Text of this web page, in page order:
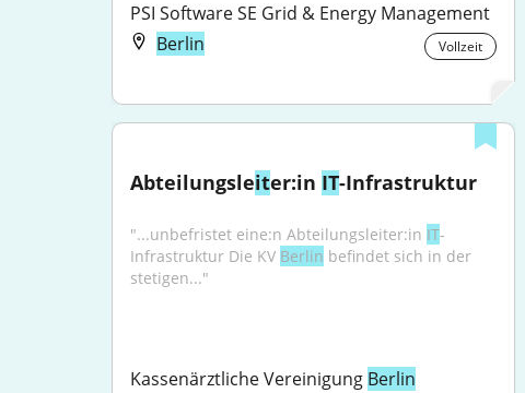
PSI Software SE Grid & Energy Management
Berlin
Vollzeit
Abteilungsleiter:in IT-Infrastruktur
"...unbefristet eine:n Abteilungsleiter:in IT-
Infrastruktur Die KV Berlin befindet sich in der
stetigen..."
Kassenärztliche Vereinigung Berlin